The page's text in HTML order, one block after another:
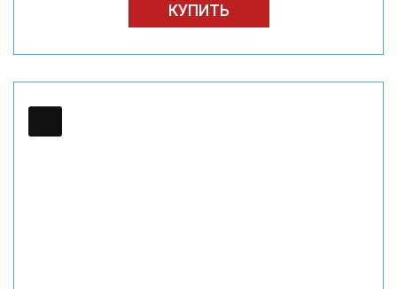
КУПИТЬ